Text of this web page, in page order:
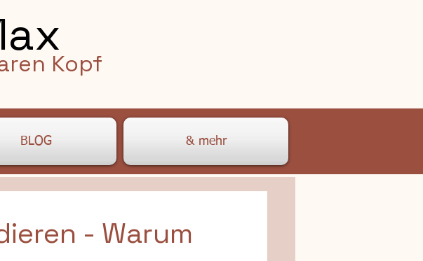
Kopf
BLOG & mehr
- Warum